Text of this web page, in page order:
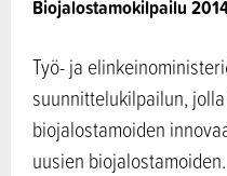
Biojalostamokilpailu
Työ- ja
suunnittelukilpailun,
biojalostamoiden
uusien